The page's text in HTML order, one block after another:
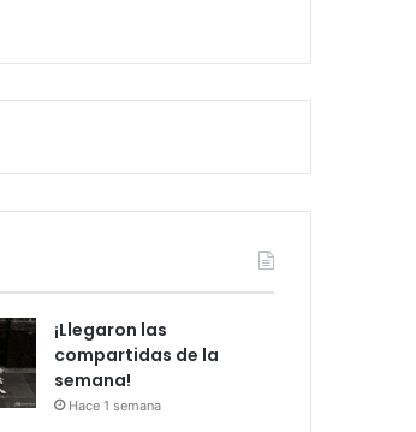
¡Llegaron las
compartidas de la
semana!
Hace 1 semana